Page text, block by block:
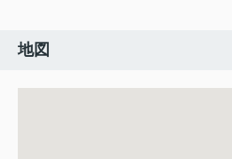
地図